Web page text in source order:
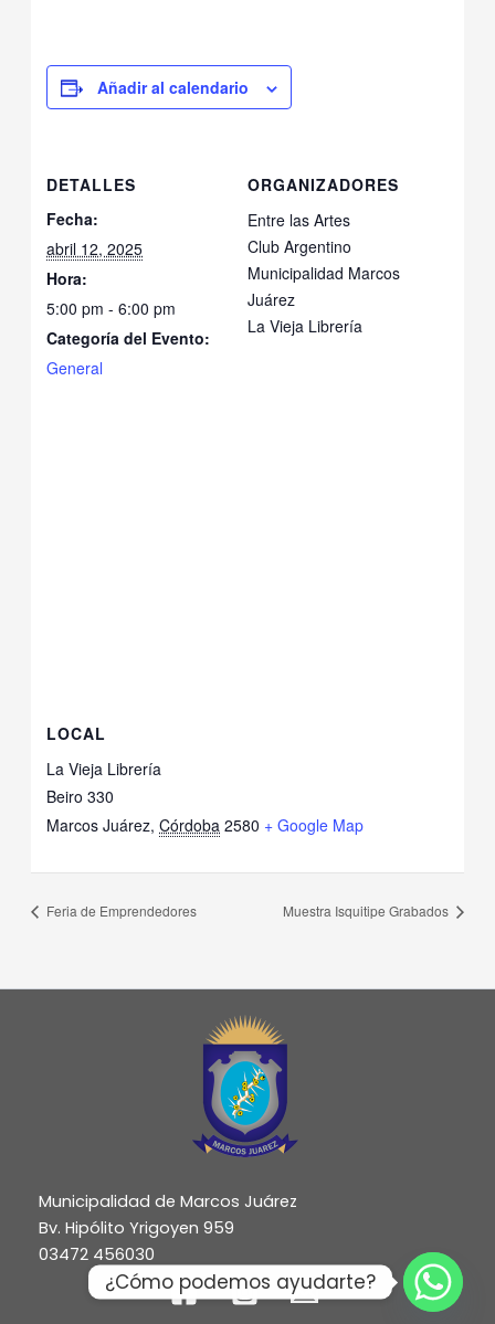
Añadir al calendario
DETALLES
Fecha:
abril 12, 2025
Hora:
5:00 pm - 6:00 pm
Categoría del Evento:
General
ORGANIZADORES
Entre las Artes
Club Argentino
Municipalidad Marcos
Juárez
La Vieja Librería
LOCAL
La Vieja Librería
Beiro 330
Marcos Juárez, Córdoba 2580 + Google Map
Feria de Emprendedores Muestra Isquitipe Grabados
Municipalidad de Marcos Juárez
Bv. Hipólito Yrigoyen 959
03472 456030
¿Cómo podemos ayudarte?